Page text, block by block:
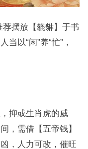
摆放【貔貅】于书
以“闲”养“忙”，
抑或生肖虎的威
，需借【五帝钱】
，人力可改，催旺